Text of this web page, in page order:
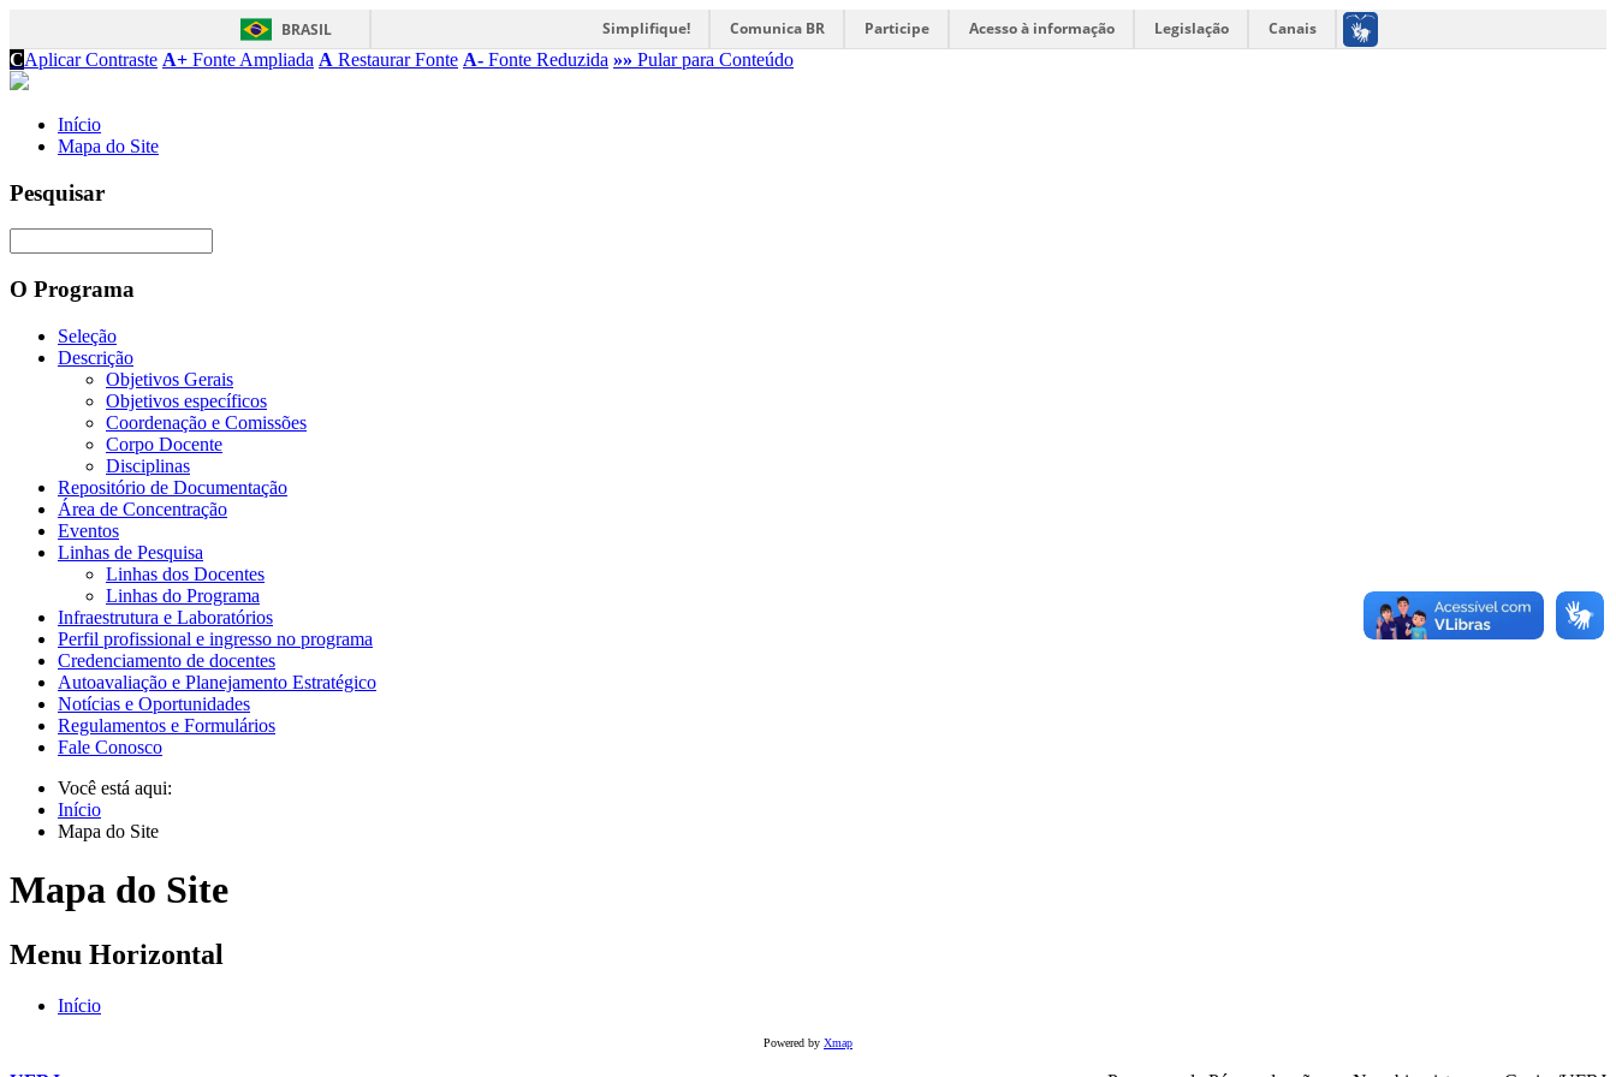
BRASIL Simplifique! Comunica BR Participe Acesso à informação Legislação
Canais
CAplicar Contraste A+ Fonte Ampliada A Restaurar Fonte A- Fonte Reduzida »» Pular para Conteúdo
Início
Mapa do Site
Pesquisar
O Programa
Seleção
Descrição
Objetivos Gerais
Objetivos específicos
Coordenação e Comissões
Corpo Docente
Disciplinas
Repositório de Documentação
Área de Concentração
Eventos
Linhas de Pesquisa
Linhas dos Docentes
Linhas do Programa
Infraestrutura e Laboratórios
Perfil profissional e ingresso no programa
Credenciamento de docentes
Autoavaliação e Planejamento Estratégico
Notícias e Oportunidades
Regulamentos e Formulários
Fale Conosco
Você está aqui:
Início
Mapa do Site
Mapa do Site
Menu Horizontal
Início
Powered by Xmap